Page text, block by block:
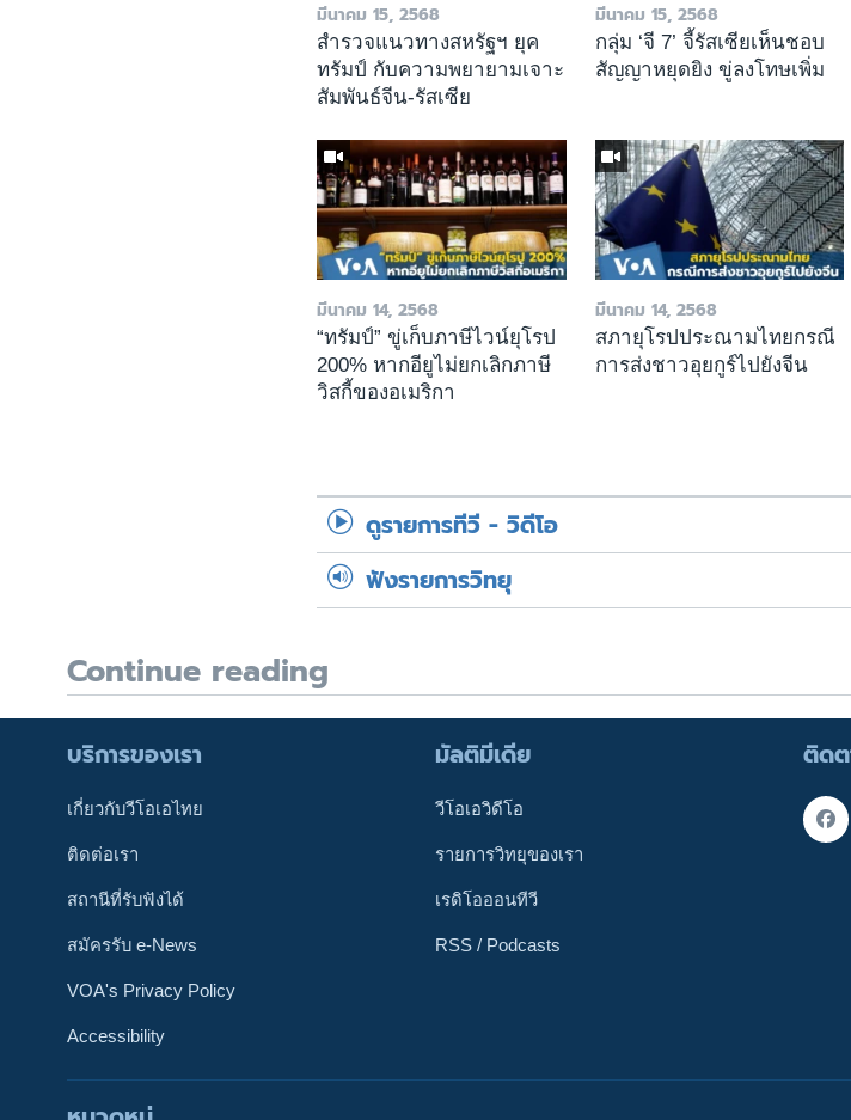
มีนาคม 15, 2568
สำรวจแนวทางสหรัฐฯ ยุค
ทรัมป์ กับความพยายามเจาะ
สัมพันธ์จีน-รัสเซีย
มีนาคม 15, 2568
กลุ่ม ‘จี 7’ จี้รัสเซียเห็นชอบ
สัญญาหยุดยิง ขู่ลงโทษเพิ่ม
มีนาคม 14, 2568
“ทรัมป์” ขู่เก็บภาษีไวน์ยุโรป
200% หากอียูไม่ยกเลิกภาษี
วิสกี้ของอเมริกา
มีนาคม 14, 2568
สภายุโรปประณามไทยกรณี
การส่งชาวอุยกูร์ไปยังจีน
ดูรายการทีวี - วิดีโอ
ฟังรายการวิทยุ
Continue reading
ติดต
บริการของเรา
เกี่ยวกับวีโอเอไทย
ติดต่อเรา
สถานีที่รับฟังได้
สมัครรับ e-News
VOA's Privacy Policy
Accessibility
มัลติมีเดีย
วีโอเอวิดีโอ
รายการวิทยุของเรา
เรดิโอออนทีวี
RSS / Podcasts